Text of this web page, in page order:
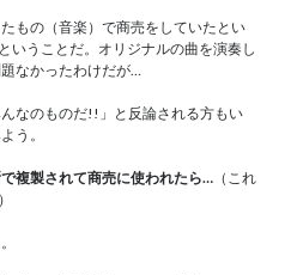
もの（音楽）で商売をしていたとい
いうことだ。オリジナルの曲を演奏し
なかったわけだが…
んなのものだ!!」と反論される方もい
う。
複製されて商売に使われたら… （これ